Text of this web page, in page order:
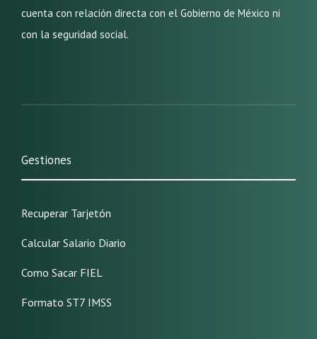
cuenta con relación directa con el Gobierno de México ni
con la seguridad social.
Gestiones
Recuperar Tarjetón
Calcular Salario Diario
Como Sacar FIEL
Formato ST7 IMSS